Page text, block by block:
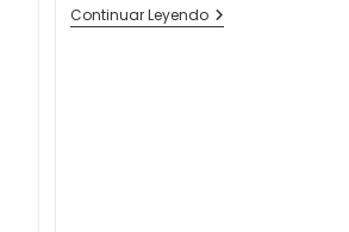
Continuar LeyendoMejores
Marcas